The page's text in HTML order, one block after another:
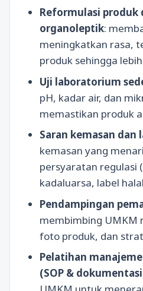
Reformulasi produk
organoleptik:
meningkatkan rasa,
produk sehingga
Uji laboratorium
pH, kadar air, dan
memastikan produk
Saran kemasan dan
kemasan yang
persyaratan regulasi
kadaluarsa, label
Pendampingan
membimbing UMKM
foto produk, dan
Pelatihan
(SOP &